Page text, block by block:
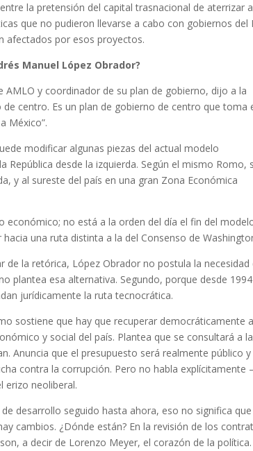
la pretensión del capital trasnacional de aterrizar a
que no pudieron llevarse a cabo con gobiernos del
afectados por esos proyectos.
Manuel López Obrador?
y coordinador de su plan de gobierno, dijo a la
centro. Es un plan de gobierno de centro que toma
México”.
modificar algunas piezas del actual modelo
desde la izquierda. Según el mismo Romo,
y al sureste del país en una gran Zona Económica
no está a la orden del día el fin del
una ruta distinta a la del Consenso de
la retórica, López Obrador no postula la necesidad
plantea esa alternativa. Segundo, porque desde
jurídicamente la ruta tecnocrática.
sostiene que hay que recuperar democráticamente
y social del país. Plantea que se consultará a la
Anuncia que el presupuesto será realmente público y
contra la corrupción. Pero no habla explícitamente
erizo neoliberal.
desarrollo seguido hasta ahora, eso no significa que
cambios. ¿Dónde están? En la revisión de los
a decir de Lorenzo Meyer, el corazón de la política.